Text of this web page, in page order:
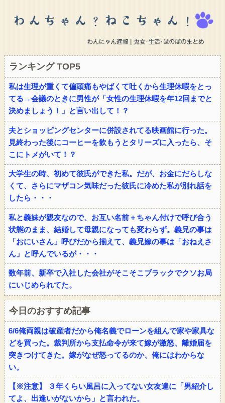
ランキング TOP5
私は生理が重くて偏頭痛もやばくて吐くから生理休暇をとっ
てる→会議のときに男性が「女性の生理休暇を年12回までと
決めましょう！」と言い出して！？
夫とショッピングセンターに併設されてる映画館に行った。
見終わった後にコーヒーを飲もうとタリーズに入ったら、そ
こにトメがいて！？
大学生の時、初めて彼氏ができた私。だが、お金にだらしな
くて、さらにマザコン気味だった彼氏に冷めた私が別れ話を
したら・・・
私と義妹が親友なので、お互い名前＋ちゃん付けで呼び合う
状態のまま、結婚して母親になっても変わらず。義兄の事は
「おにいさん」呼びだから揃えて、義兄嫁の事は「おねえさ
ん」と呼んでいるが・・・
数年前、新卒で入社した会社がそこそこブラックでクソお局
にいじめられてた。
今日のおすすめ記事
6/6俺両親は破産者だから俺名義でローンを組んで家や家具な
どを買った。裁判所から支払命令が来て嫁が激怒、離婚届を
突きつけてきた。嫁がなぜ怒ってるのか、俺にはわからな
い。
【※注意】 ３年くらい風呂に入ってない女友達に「男紹介し
てよ、出逢いがないから」と言われた。